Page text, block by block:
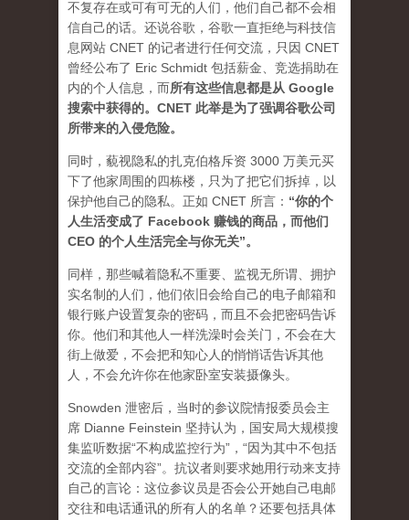
不复存在或可有可无的人们，他们自己都不会相
信自己的话。还说谷歌，谷歌一直拒绝与科技信
息网站 CNET 的记者进行任何交流，只因 CNET
曾经公布了 Eric Schmidt 包括薪金、竞选捐助在
内的个人信息，而所有这些信息都是从 Google
搜索中获得的。CNET 此举是为了强调谷歌公司
所带来的入侵危险。
同时，藐视隐私的扎克伯格斥资 3000 万美元买
下了他家周围的四栋楼，只为了把它们拆掉，以
保护他自己的隐私。正如 CNET 所言： “你的个
人生活变成了 Facebook 赚钱的商品，而他们
CEO 的个人生活完全与你无关”。
同样，那些喊着隐私不重要、监视无所谓、拥护
实名制的人们，他们依旧会给自己的电子邮箱和
银行账户设置复杂的密码，而且不会把密码告诉
你。他们和其他人一样洗澡时会关门，不会在大
街上做爱，不会把和知心人的悄悄话告诉其他
人，不会允许你在他家卧室安装摄像头。
Snowden 泄密后，当时的参议院情报委员会主
席 Dianne Feinstein 坚持认为，国安局大规模搜
集监听数据“不构成监控行为”，“因为其中不包括
交流的全部内容”。抗议者则要求她用行动来支持
自己的言论：这位参议员是否会公开她自己电邮
交往和电话通讯的所有人的名单？还要包括具体